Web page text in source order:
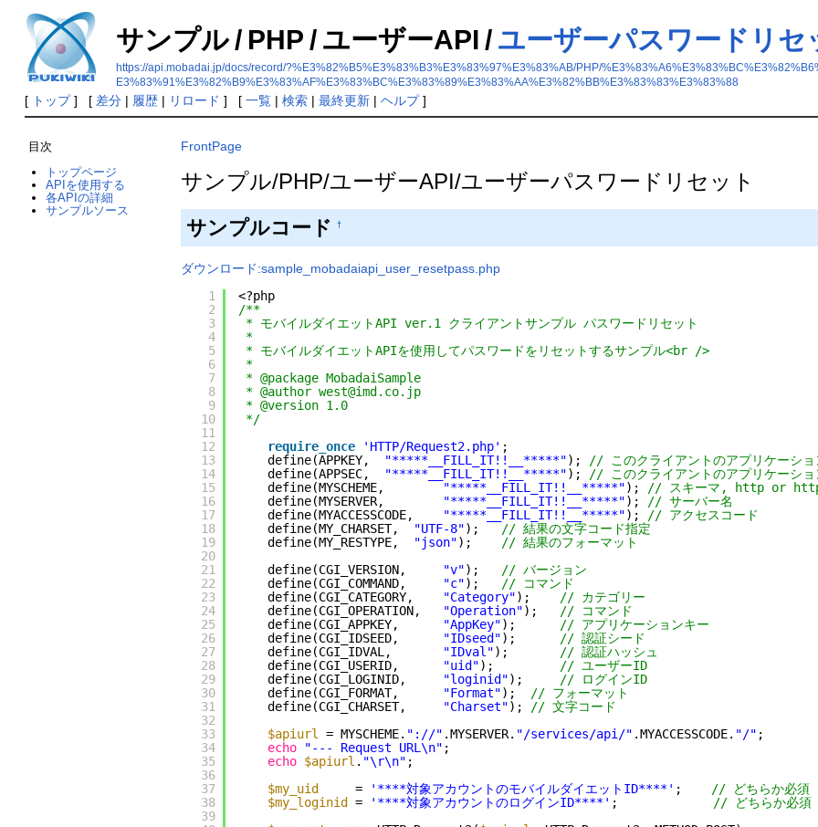
サンプル/ PHP / ユーザーAPI / ユーザーパスワードリセ
https://api.mobadai.jp/docs/record/?%E3%82%B5%E3%83%B3%E3%83%97%E3%83%AB/PHP/
E3%83%91%E3%82%B9%E3%83%AF%E3%83%BC%E3%83%89%E3%83%AA%E3%82%BB%E3%83%83%E3%83%88
[ トップ] [ 差分| 履歴| リロード ] [ 一覧| 検索| 最終更新| ヘルプ]
FrontPage
サンプル/PHP/ユーザーAPI/ユーザーパスワードリセット
サンプルコード †
ダウンロード:sample_mobadaiapi_user_resetpass.php
1
2
3
4
5
6
7
8
9
10
11
12
13
14
15
16
17
18
19
20
21
22
23
24
25
26
27
28
29
30
31
32
33
34
35
36
37
38
39
<?php
/**
* モバイルダイエットAPI ver.1 クライアントサンプル パスワードリセット
*
* モバイルダイエットAPIを使用してパスワードをリセットするサンプル<br />
*
* @package MobadaiSample
* @author west@imd.co.jp
* @version 1.0
*/
require_once
'HTTP/Request2.php' ;
define(APPKEY,
"*****__FILL_IT!!__*****"); // このクライアントのアプリケーショ
define(APPSEC,
"*****__FILL_IT!!__*****"); // このクライアントのアプリケーショ
define(MYSCHEME,
"*****__FILL_IT!!__*****"); // スキーマ, http or
define(MYSERVER,
"*****__FILL_IT!!__*****"); // サーバー名
define(MYACCESSCODE,
"*****__FILL_IT!!__*****"); // アクセスコード
define(MY_CHARSET,
"UTF-8"); // 結果の文字コード指定
define(MY_RESTYPE,
"json"); // 結果のフォーマット
define(CGI_VERSION,
"v"); // バージョン
define(CGI_COMMAND,
"c"); // コマンド
define(CGI_CATEGORY,
"Category"); // カテゴリー
define(CGI_OPERATION,
"Operation"); // コマンド
define(CGI_APPKEY,
"AppKey"); // アプリケーションキー
define(CGI_IDSEED,
"IDseed"); // 認証シード
define(CGI_IDVAL,
"IDval"); // 認証ハッシュ
define(CGI_USERID,
"uid"); // ユーザーID
define(CGI_LOGINID,
"loginid"); // ログインID
define(CGI_FORMAT,
"Format"); // フォーマット
define(CGI_CHARSET,
"Charset"); // 文字コード
$apiurl = MYSCHEME. "://" .MYSERVER. "/services/api/" .MYACCESSCODE. "/" ;
echo
"--- Request URL\n" ;
echo $apiurl . "\r\n" ;
$my_uid
= '****対象アカウントのモバイルダイエットID****' ; // どちらか必須
$my_loginid
= '****対象アカウントのログインID****' ; // どちらか必須
目次
トップページ
APIを使用する
各APIの詳細
サンプルソース